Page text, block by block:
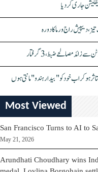
دیپیش راج ورما کا دورہ
ہو کر اب خود کو "بیدار ہندو" مانتی ہوں
Most Viewed
San Francisco Turns to AI to
May 21, 2026
Arundhati Choudhary wins